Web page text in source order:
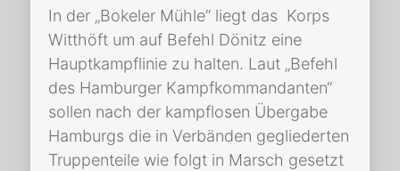
In der „Bokeler Mühle“ liegt das Korps
Witthöft um auf Befehl Dönitz eine
Hauptkampflinie zu halten. Laut „Befehl
des Hamburger Kampfkommandanten“
sollen nach der kampflosen Übergabe
Hamburgs die in Verbänden gegliederten
Truppenteile wie folgt in Marsch gesetzt